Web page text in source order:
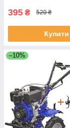
395 ₴ 520 ₴
Купити
–10%